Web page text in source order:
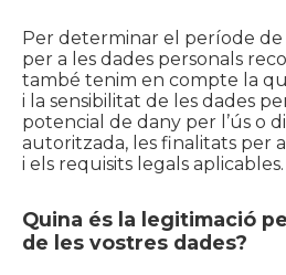
Per determinar el període
per a les dades personals
també tenim en compte la
i la sensibilitat de les dades
potencial de dany per l’ús o
autoritzada, les finalitats per
i els requisits legals aplicables.
Quina és la legitimació
de les vostres dades?